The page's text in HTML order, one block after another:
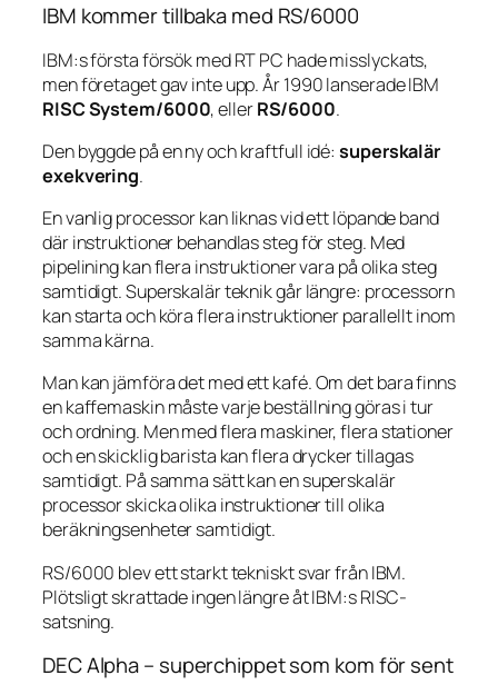
IBM kommer tillbaka med RS/6000
IBM:s första försök med RT PC hade misslyckats,
men företaget gav inte upp. År 1990 lanserade IBM
RISC System/6000, ellerRS/6000.
Den byggde på en ny och kraftfull idé:superskalär
exekvering.
En vanlig processor kan liknas vid ett löpande band
där instruktioner behandlas steg för steg. Med
pipelining kan flera instruktioner vara på olika steg
samtidigt. Superskalär teknik går längre: processorn
kan starta och köra flera instruktioner parallellt inom
samma kärna.
Man kan jämföra det med ett kafé. Om det bara finns
en kaffemaskin måste varje beställning göras i tur
och ordning. Men med flera maskiner, flera stationer
och en skicklig barista kan flera drycker tillagas
samtidigt. På samma sätt kan en superskalär
processor skicka olika instruktioner till olika
beräkningsenheter samtidigt.
RS/6000 blev ett starkt tekniskt svar från IBM.
Plötsligt skrattade ingen längre åt IBM:s RISC-
satsning.
DEC Alpha – superchippet som kom för sent